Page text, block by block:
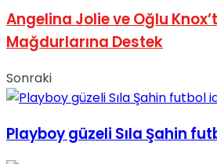
Angelina Jolie ve Oğlu
Mağdurlarına Destek
Sonraki
Playboy güzeli Sıla Şahin